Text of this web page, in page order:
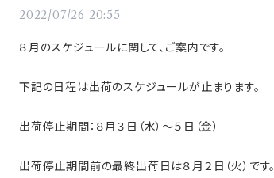
2022/07/26 20:55
８月のスケジュールに関して、ご案内です。
下記の日程は出荷のスケジュールが止まります。
出荷停止期間：８月３日（水）〜５日（金）
出荷停止期間前の最終出荷日は８月２日（火）です。